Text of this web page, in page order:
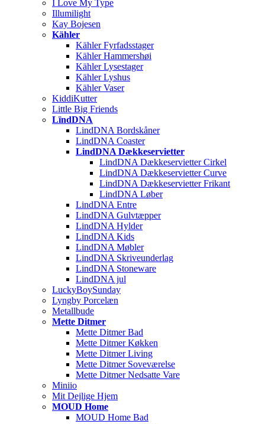
I Love My Type
Illumilight
Kay Bojesen
Kähler
Kähler Fyrfadsstager
Kähler Hammershøi
Kähler Lysestager
Kähler Lyshus
Kähler Vaser
KiddiKutter
Little Big Friends
LïndDNA
LindDNA Bordskåner
LindDNA Coaster
LindDNA Dækkeservietter
LindDNA Dækkeservietter Cirkel
LindDNA Dækkeservietter Curve
LindDNA Dækkeservietter Frikant
LindDNA Løber
LindDNA Entre
LindDNA Gulvtæpper
LindDNA Hylder
LindDNA Kids
LindDNA Møbler
LindDNA Skriveunderlag
LindDNA Stoneware
LindDNA jul
LuckyBoySunday
Lyngby Porcelæn
Metallbude
Mette Ditmer
Mette Ditmer Bad
Mette Ditmer Køkken
Mette Ditmer Living
Mette Ditmer Soveværelse
Mette Ditmer Nedsatte Vare
Miniio
Mit Dejlige Hjem
MOUD Home
MOUD Home Bad